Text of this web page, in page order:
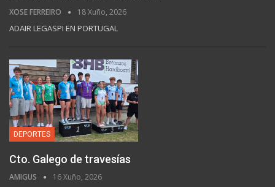
XOSE FERREIRO 18 Xuño, 2026
ADAIR LEGASPI EN PORTUGAL
DEPORTES
Cto. Galego de travesías
AMIGUS 16 Xuño, 2026